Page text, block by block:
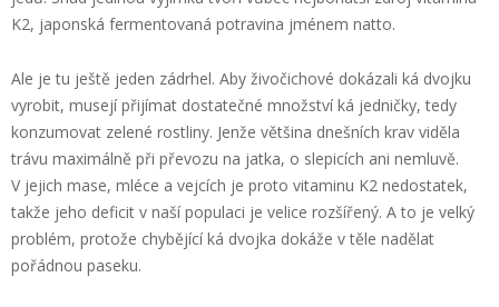
K2, japonská fermentovaná potravina jménem natto.
Ale je tu ještě jeden zádrhel. Aby živočichové dokázali ká dvojku
vyrobit, musejí přijímat dostatečné množství ká jedničky, tedy
konzumovat zelené rostliny. Jenže většina dnešních krav viděla
trávu maximálně při převozu na jatka, o slepicích ani nemluvě.
V jejich mase, mléce a vejcích je proto vitaminu K2 nedostatek,
takže jeho deficit v naší populaci je velice rozšířený. A to je velký
problém, protože chybějící ká dvojka dokáže v těle nadělat
pořádnou paseku.